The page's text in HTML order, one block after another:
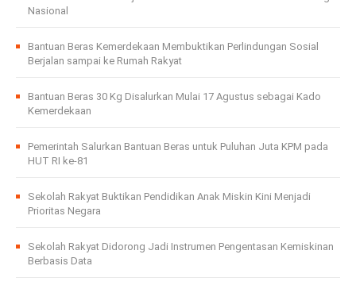
Nasional
Bantuan Beras Kemerdekaan Membuktikan Perlindungan Sosial
Berjalan sampai ke Rumah Rakyat
Bantuan Beras 30 Kg Disalurkan Mulai 17 Agustus sebagai Kado
Kemerdekaan
Pemerintah Salurkan Bantuan Beras untuk Puluhan Juta KPM pada
HUT RI ke-81
Sekolah Rakyat Buktikan Pendidikan Anak Miskin Kini Menjadi
Prioritas Negara
Sekolah Rakyat Didorong Jadi Instrumen Pengentasan Kemiskinan
Berbasis Data